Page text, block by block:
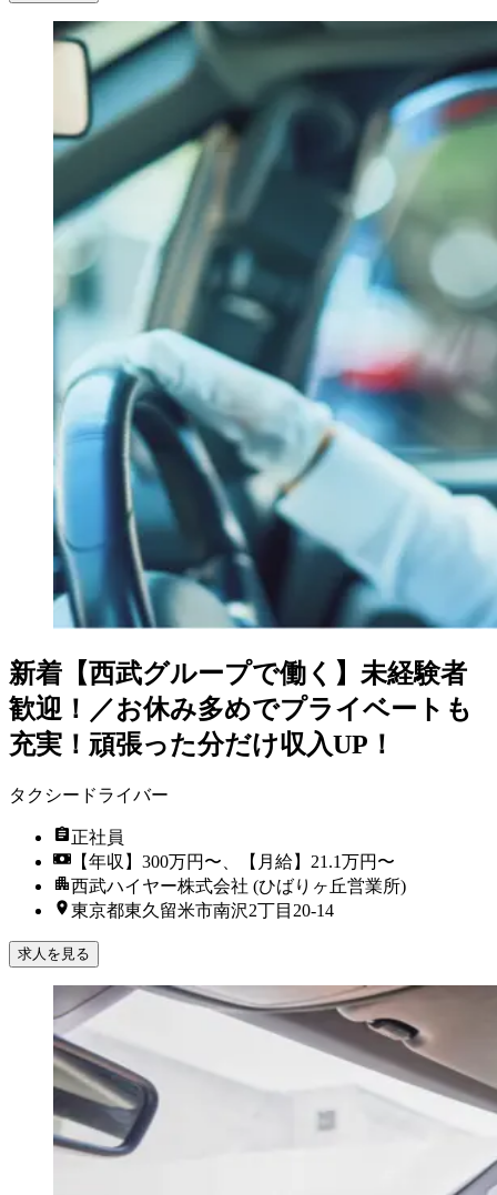
新着 【西武グループで働く】未経験者
歓迎！／お休み多めでプライベートも
充実！頑張った分だけ収入UP！
タクシードライバー
正社員
【年収】300万円〜、【月給】21.1万円〜
西武ハイヤー株式会社 (ひばりヶ丘営業所)
東京都東久留米市南沢2丁目20-14
求人を見る